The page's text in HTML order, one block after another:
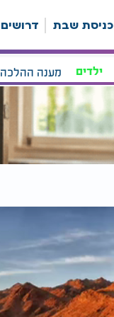
כניסת שבת דרושים
ילדים מענה ההלכה